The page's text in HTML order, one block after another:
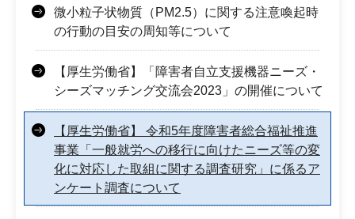
微小粒子状物質（PM2.5）に関する注意喚起時
の行動の目安の周知等について
【厚生労働省】「障害者自立支援機器ニーズ・
シーズマッチング交流会2023」の開催について
【厚生労働省】 令和5年度障害者総合福祉推進
事業「一般就労への移行に向けたニーズ等の変
化に対応した取組に関する調査研究」に係るア
ンケート調査について